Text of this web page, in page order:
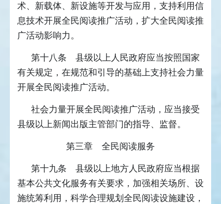
术、新载体、新设施等开发与应用，支持利用信
息技术开展全民阅读推广活动，扩大全民阅读推
广活动影响力。
第十八条 县级以上人民政府应当按照国家
有关规定，在规范和引导的基础上支持社会力量
开展全民阅读推广活动。
社会力量开展全民阅读推广活动，应当接受
县级以上新闻出版主管部门的指导、监督。
第三章 全民阅读服务
第十九条 县级以上地方人民政府应当根据
基本公共文化服务有关要求，加强相关场所、设
施统筹利用，科学合理规划全民阅读设施建设，